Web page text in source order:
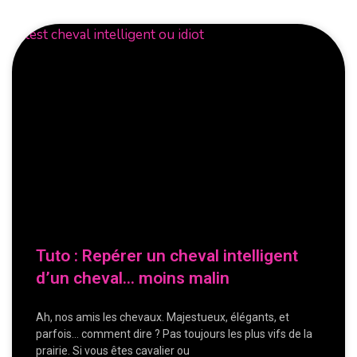
Tuto : Repérer un cheval intelligent
d’un cheval… moins malin
Ah, nos amis les chevaux. Majestueux, élégants, et
parfois… comment dire ? Pas toujours les plus vifs de la
prairie. Si vous êtes cavalier ou